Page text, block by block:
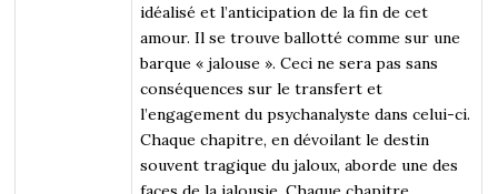
idéalisé et l’anticipation de la fin de cet
amour. Il se trouve ballotté comme sur une
barque « jalouse ». Ceci ne sera pas sans
conséquences sur le transfert et
l’engagement du psychanalyste dans celui-ci.
Chaque chapitre, en dévoilant le destin
souvent tragique du jaloux, aborde une des